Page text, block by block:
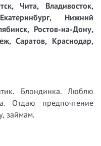
Чита, Владивосток,
Нижний
Ростов-на-Дону,
Саратов, Краснодар,
Блондинка. Люблю
Отдаю предпочтение
займам.